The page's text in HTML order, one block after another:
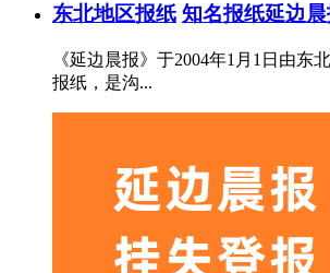
东北地区报纸 知名报纸延边
《延边晨报》于2004年1月1日由
报纸，是沟...